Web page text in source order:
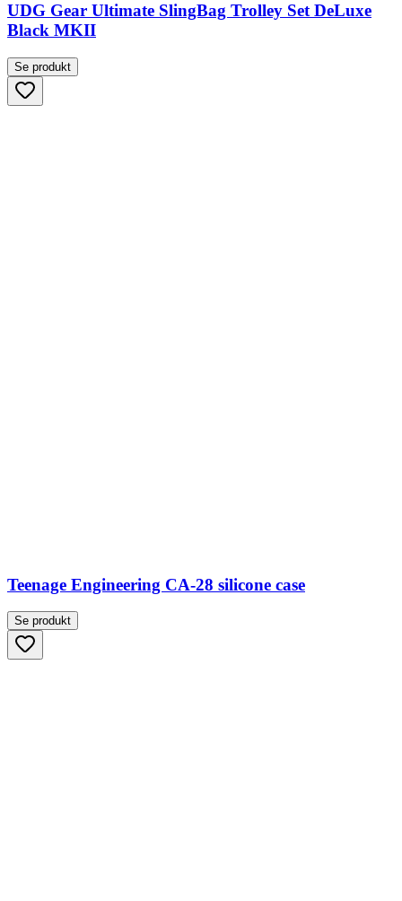
UDG Gear Ultimate SlingBag Trolley Set DeLuxe
Black MKII
Se produkt
Teenage Engineering CA-28 silicone case
Se produkt